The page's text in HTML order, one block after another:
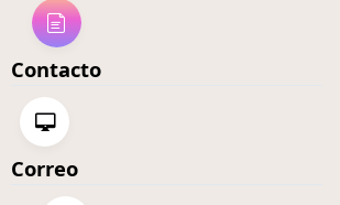
Contacto
Correo